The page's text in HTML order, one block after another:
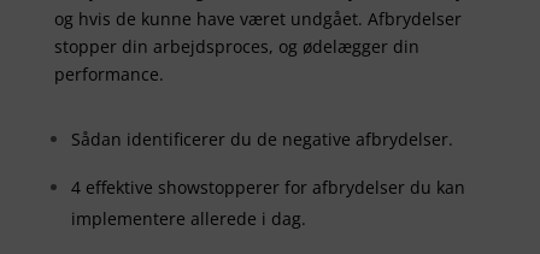
og hvis de kunne have været undgået. Afbrydelser
stopper din arbejdsproces, og ødelægger din
performance.
Sådan identificerer du de negative afbrydelser.
4 effektive showstopperer for afbrydelser du kan
implementere allerede i dag.